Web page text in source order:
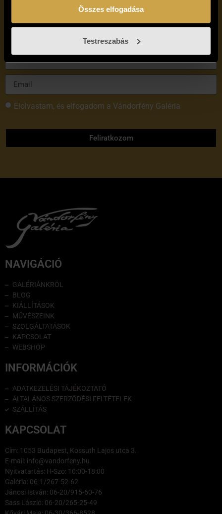
Összes elfogadása
Testreszabás
Iratkozzon fel
hírlevelünkre!
Elolvastam, és elfogadom a Vándorfény Galéria
Feliratkozom
NAVIGÁCIÓ
GALÉRIÁNKRÓL
BLOG
KIÁLLÍTÁSOK
MŰVÉSZEINK
SZOLGÁLTATÁSOK
KAPCSOLAT
WEBSHOP
INFORMÁCIÓK
ADATKEZELÉSI TÁJÉKOZTATÓ
ÁLTALÁNOS SZERZŐDÉSI FELTÉTELEK
SZÁLLÍTÁS
KAPCSOLAT
Cím: 1053 Budapest, Kossuth Lajos utca 3.
E-mail: info@vandorfeny.hu
Nyitvatartás: H-Szo: 10:00-18:00
Galéria: 06-1/267-52-62
Jánosi István: 06-20/915-60-76
Sass László: 06-20/265-25-49